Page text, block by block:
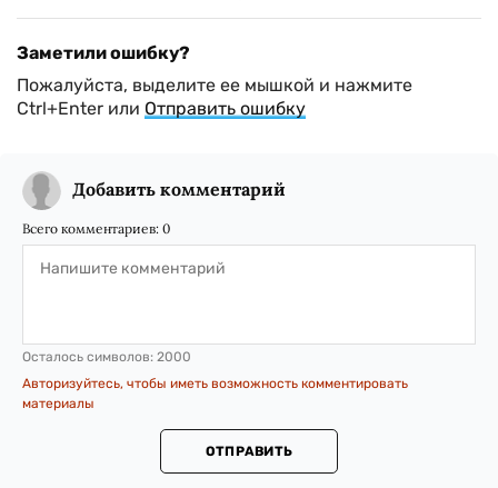
Заметили ошибку?
Пожалуйста, выделите ее мышкой и нажмите
Ctrl+Enter или Отправить ошибку
Добавить комментарий
Всего комментариев: 0
Осталось символов: 2000
Авторизуйтесь, чтобы иметь возможность комментировать
материалы
ОТПРАВИТЬ